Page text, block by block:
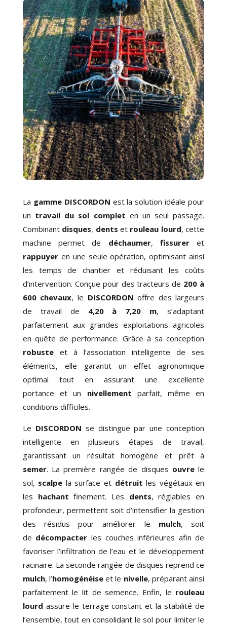
La gamme DISCORDON est la solution idéale pour
un travail du sol complet en un seul passage.
Combinant disques, dents et rouleau lourd, cette
machine permet
de déchaumer, fissureret
rappuyer en une seule opération, optimisant ainsi
les temps de chantier et réduisant les coûts
d’intervention. Conçue pour des tracteurs de 200 à
600 chevaux, le DISCORDON offre des largeurs
de travail de 4,20 à 7,20 m, s’adaptant
parfaitement aux grandes exploitations agricoles
en quête de performance. Grâce à sa conception
robuste
et à l’association intelligente de ses
éléments, elle garantit
un effet agronomique
optimal tout en assurant
une excellente
portanceet un nivellement parfait, même en
conditions difficiles.
Le DISCORDON se distingue par une conception
intelligente
en plusieurs étapes de travail,
garantissant un résultat homogène et prêt à
semer. La première rangée de disques ouvrele
sol, scalpe la surface et détruit les végétaux en
les hachant finement. Les dents, réglables en
profondeur, permettent soit d’intensifier la gestion
des résidus pour améliorer le mulch, soit
de décompacter les couches inférieures afin de
favoriser l’infiltration de l’eau et le développement
racinaire. La seconde rangée de disques reprend ce
mulch, l’homogénéise et le nivelle, préparant ainsi
parfaitement le lit de semence. Enfin, le rouleau
lourd assure le terrage constant et la stabilité de
l’ensemble, tout en consolidant le sol pour limiter le